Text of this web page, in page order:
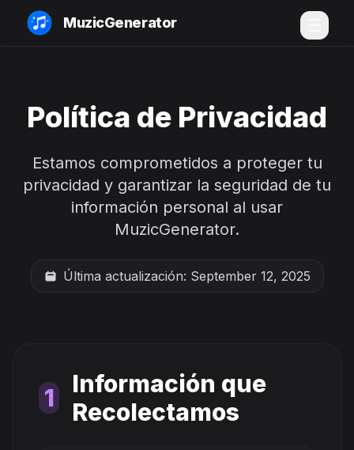
MuzicGenerator
Política de Privacidad
Estamos comprometidos a proteger tu
privacidad y garantizar la seguridad de tu
información personal al usar
MuzicGenerator.
Última actualización: September 12, 2025
1
Información que
Recolectamos